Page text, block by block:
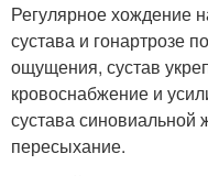
Регулярное хождение
сустава и гонартрозе
ощущения, сустав
кровоснабжение и
сустава синовиальной
пересыхание.